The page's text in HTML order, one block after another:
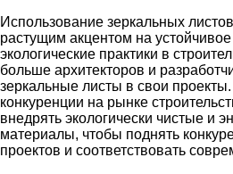
Использование зеркальных
растущим акцентом на устойчивое
экологические практики в
больше архитекторов и
зеркальные листы в свои
конкуренции на рынке
внедрять экологически чистые и
материалы, чтобы поднять
проектов и соответствовать